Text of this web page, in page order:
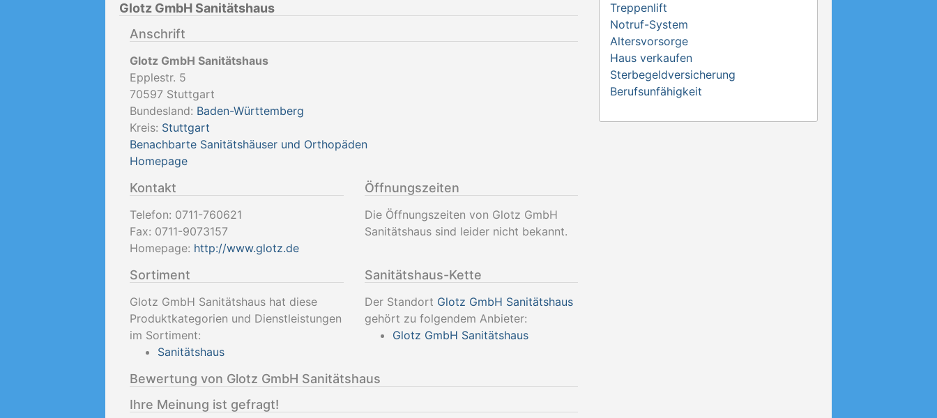
Glotz GmbH Sanitätshaus
Anschrift
Glotz GmbH Sanitätshaus
Epplestr. 5
70597 Stuttgart
Bundesland: Baden-Württemberg
Kreis: Stuttgart
Benachbarte Sanitätshäuser und Orthopäden
Homepage
Kontakt
Telefon: 0711-760621
Fax: 0711-9073157
Homepage: http://www.glotz.de
Öffnungszeiten
Die Öffnungszeiten von Glotz GmbH
Sanitätshaus sind leider nicht bekannt.
Sortiment
Glotz GmbH Sanitätshaus hat diese
Produktkategorien und Dienstleistungen
im Sortiment:
Sanitätshaus
Sanitätshaus-Kette
Der Standort Glotz GmbH Sanitätshaus
gehört zu folgendem Anbieter:
Glotz GmbH Sanitätshaus
Bewertung von Glotz GmbH Sanitätshaus
Ihre Meinung ist gefragt!
Treppenlift
Notruf-System
Altersvorsorge
Haus verkaufen
Sterbegeldversicherung
Berufsunfähigkeit